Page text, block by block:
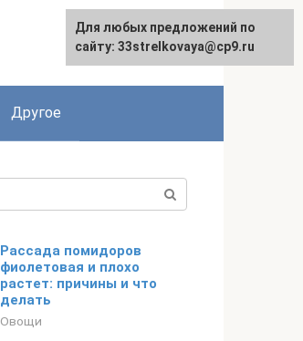
Другое
Рассада помидоров
фиолетовая и плохо
растет: причины и что
делать
Овощи
Для любых предложений по
сайту: 33strelkovaya@cp9.ru